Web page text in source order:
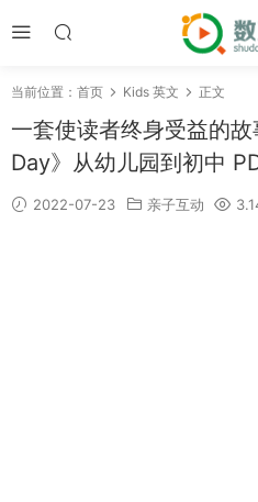
当前位置： 首页 Kids 英文 正文
一套使读者终身受益的
Day》从幼儿园到初中
2022-07-23 亲子互动